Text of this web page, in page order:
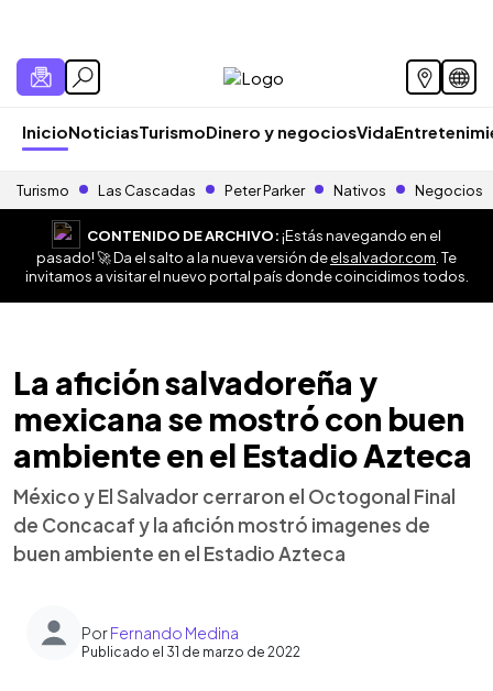
InicioNoticiasTurismoDinero y negociosVida
Turismo Las Cascadas Peter Parker Nativos Negocios
CONTENIDO DE ARCHIVO:¡Estás navegando en el
pasado! 🚀 Da el salto a la nueva versión deelsalvador.com . Te
invitamos a visitar el nuevo portal país donde coincidimos todos.
La afición salvadoreña y
mexicana se mostró con buen
ambiente en el Estadio Azteca
México y El Salvador cerraron el Octogonal Final
de Concacaf y la afición mostró imagenes de
buen ambiente en el Estadio Azteca
PorFernando Medina
Publicado el 31 de marzo de 2022